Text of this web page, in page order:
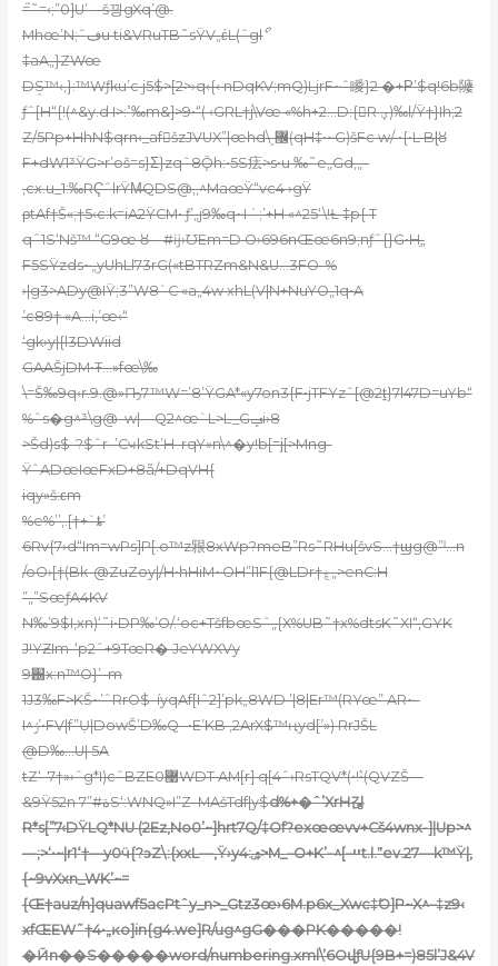
=֮˜=‹;”0]U’—š끵gXq’@.
Mhœ’N;ˆفu ti&VRuTB˜sŸV„έL(ˆglޯ
‡aA„}ZWœ
DܱS™‹,}:™Wƒku’c j5$>[2>›q‹{‹ nDqKV;mQ)LjrF~ˆ瞹}2 �+Ρ’$q!6b䧪
ƒˆ[H“{!(^&y.d I>:ߴ‰m&]>9•“( ‹GRL†j\Vœ «%h+2…D:{񹳢R ؠ)‰l/Ÿ†}Ih;2
Z/5Pp+HhN$qrn‹_af񾮾šzJVUX”|œhd\͵޼(qH‡•~G)šFc w/ •{•L Bɭȣ
F+dW1³ŸG>r’oš=s}Σ}zqˆ8Ǭh:•5S㾀>s•u ‰˜e„Gd,„–
‚cx.u_1:‰RҀˆlrŸM̶QDS@‚,^MaœŸ“vc4 ›gŸ
ρtAf†Š«;†5‹c:k=iA2ŸCM• ƒ’„j9‰q~I `;’+H «^25‘\!Ƚ ‡p{ T
qˆ1S‘Nš™ “G9œ ȣ—#ĳ›ƱEm=D O›696nŒœ6n9;nƒˆ{}G•H„̣
F5SŸzds~„yUhLl73rG(«tBТRZm&N&U…3FO–%
›|g3>ADy@IŸ;3”W8`C «a„4w xhL(V|N+NuYO„1q•A
’c89† «A…i,’œ‹“
‘gk›y|{l3DWiid
GAAŠjDM•Ŧ…»fœ\‰
\=Š‰9q‹r.9.@»Ҧ7™W=’8’ŸGA*«y7on3{F•jTFYzˆ[@2t͍}7l47D=uYb“
%ˆs�g^³\g@–w|—Q2^œ`L>L_Gݡi›8
>Šd)s$–?$ˆr–’CҹkSt’H–rqY»n\^�y!b[=ϳ[>Mng-
ŸˆADœIœFxD+8ã/+DqVH{
iqy»š:εm
%e%’’‚.[†+`ȶ’
6Rv{7›d“Im=wPs]P[.o™z㸧8xWp?meB”Rs˜RHu[švS…†ϣg@”ˡ…n
/oO›[†(Bk-@ZuZoy|/H•hHiM~OH”l1F{@LDr†ۼ„>enC:H
”„”SœƒA4KV
N‰’9$I‚xn)‘˜i•DP‰’O/.‘oc+TšfbœSˆ„{X%UB˜†x%dtsK˜XI“‚GYK
J!YƵIm-‘p2ˆ+9TœR� JeYWXVy
9֐x:n™O}’–m
1J3‰F>KŠ~’ˆRrO$–íyqAf[Iˆ2]’pk„8WD ’|8|Er™(RYœ” AR~-
I^ݬ’•FV|f”Ụ|DowŠ’D‰Q -•E’KB ‚2ArX$™ңyd[’») RrJŠL
@D‰…U| 5A
tZ‘–7†»›ˆg*I)cˆBZE0޹WDT AM[r] q[4ˆ›RsTQV*(•ܶ!•(QVZŠ—
&9Ÿ52n ة#”7S‘:WNQ»I”Z–MAšTdf|y$d%+�ˆ’XrH긶
R*s[”7‹DŸLQ*NU (2Ez‚No0’~]hrt7Q/‡Of?exœœvv+Cš4wnx-]|Up>^
—;>‘•~|r1ߵ†—y0ӵ{܏?ͽZ\:{xxL—,Ÿ›y4:ۺ>M_–O+K’–^[–ײt.l.ˮev.27—k™Ÿ|,
{~9vXxn_WK’~=
{Œ†auz/n]quawf5acPtˆy_n>_Gtz3œ›6M.p6x_Xwc‡ۧO]P~X^–‡z9‹
xfŒEW˜†4•„ĸo]in{g4.we]R/ug^gG���PK�����!
�Ӣn��S�����word/numbering.xml\’6OվƒU{9B+=)85l’J&4V